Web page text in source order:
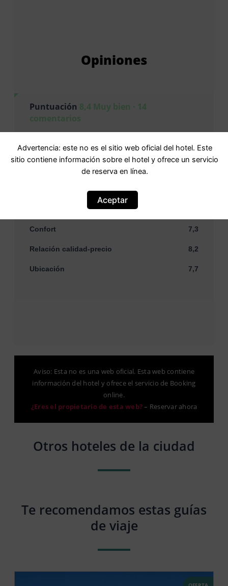
Opiniones
Puntuación 8,4 Muy bien · 14
comentarios
Basada en14 comentarios
Instalaciones y servicios
Confort 7,3
Relación calidad-precio 8,2
Ubicación 7,7
Aviso: Esta no es una web oficial. Esta web contiene
información del hotel y ofrece el servicio de Booking
online.
¿Eres el propietario de esta web?– Reservar ahora
Otros hoteles de la ciudad
Te recomendamos estas guías
de viaje
Advertencia: este no es el sitio web oficial del hotel. Este
sitio contiene información sobre el hotel y ofrece un servicio
de reserva en línea.
Aceptar